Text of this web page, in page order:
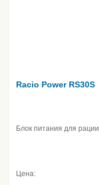
Racio Power RS30S
Блок питания для рации
Цена: